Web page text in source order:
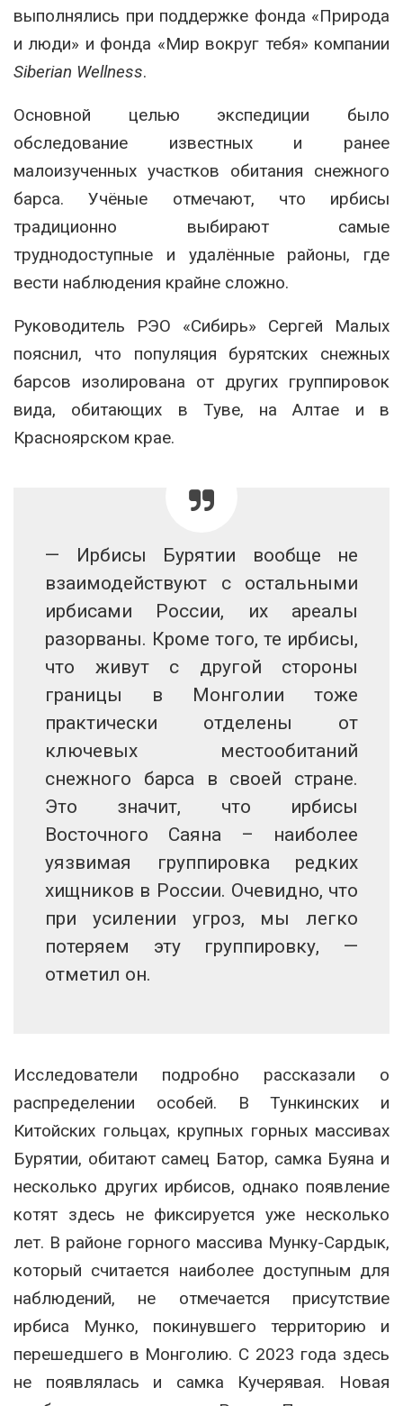
выполнялись при поддержке фонда «Природа
и люди» и фонда «Мир вокруг тебя» компании
Siberian Wellness.
Основной целью экспедиции было
обследование известных и ранее
малоизученных участков обитания снежного
барса. Учёные отмечают, что ирбисы
традиционно выбирают самые
труднодоступные и удалённые районы, где
вести наблюдения крайне сложно.
Руководитель РЭО «Сибирь» Сергей Малых
пояснил, что популяция бурятских снежных
барсов изолирована от других группировок
вида, обитающих в Туве, на Алтае и в
Красноярском крае.
— Ирбисы Бурятии вообще не
взаимодействуют с остальными
ирбисами России, их ареалы
разорваны. Кроме того, те ирбисы,
что живут с другой стороны
границы в Монголии тоже
практически отделены от
ключевых местообитаний
снежного барса в своей стране.
Это значит, что ирбисы
Восточного Саяна – наиболее
уязвимая группировка редких
хищников в России. Очевидно, что
при усилении угроз, мы легко
потеряем эту группировку, —
отметил он.
Исследователи подробно рассказали о
распределении особей. В Тункинских и
Китойских гольцах, крупных горных массивах
Бурятии, обитают самец Батор, самка Буяна и
несколько других ирбисов, однако появление
котят здесь не фиксируется уже несколько
лет. В районе горного массива Мунку-Сардык,
который считается наиболее доступным для
наблюдений, не отмечается присутствие
ирбиса Мунко, покинувшего территорию и
перешедшего в Монголию. С 2023 года здесь
не появлялась и самка Кучерявая. Новая